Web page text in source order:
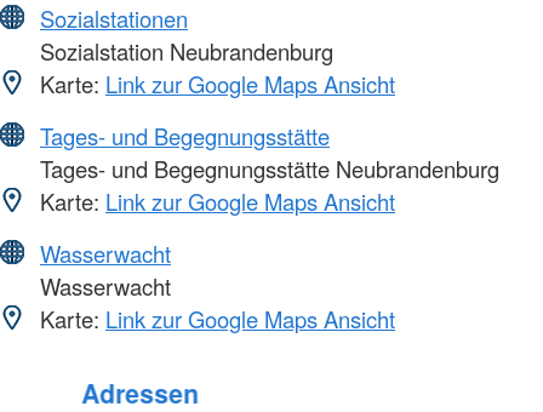
Sozialstationen
Sozialstation Neubrandenburg
Karte: Link zur Google Maps Ansicht
Tages- und Begegnungsstätte
Tages- und Begegnungsstätte Neubrandenburg
Karte: Link zur Google Maps Ansicht
Wasserwacht
Wasserwacht
Karte: Link zur Google Maps Ansicht
Adressen